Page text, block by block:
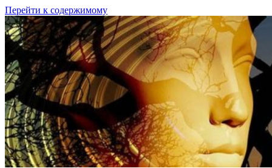
Перейти к содержимому